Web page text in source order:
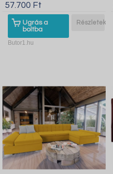
57.700 Ft
Ugrás a
boltba
Részletek
Butor1.hu